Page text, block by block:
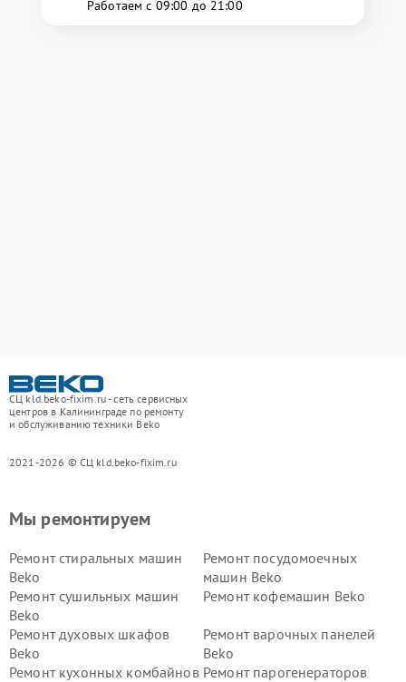
Работаем с 09:00 до 21:00
СЦ kld.beko-fixim.ru - сеть сервисных
центров в Калининграде по ремонту
и обслуживанию техники Beko
2021-2026 © СЦ kld.beko-fixim.ru
Мы ремонтируем
Ремонт стиральных машин
Beko
Ремонт посудомоечных
машин Beko
Ремонт сушильных машин
Beko
Ремонт кофемашин Beko
Ремонт духовых шкафов
Beko
Ремонт варочных панелей
Beko
Ремонт кухонных комбайнов Ремонт парогенераторов